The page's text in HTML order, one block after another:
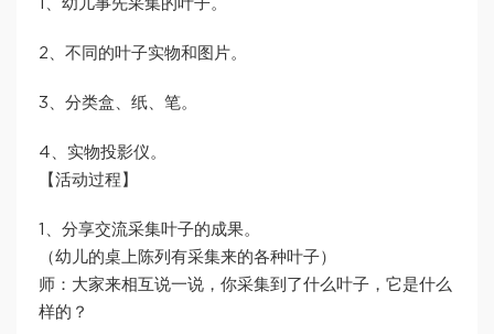
1、幼儿事先采集的叶子。
2、不同的叶子实物和图片。
3、分类盒、纸、笔。
4、实物投影仪。
【活动过程】
1、分享交流采集叶子的成果。
（幼儿的桌上陈列有采集来的各种叶子）
师：大家来相互说一说，你采集到了什么叶子，它是什么
样的？